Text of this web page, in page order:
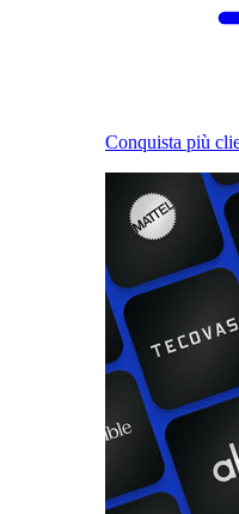
Conquista più